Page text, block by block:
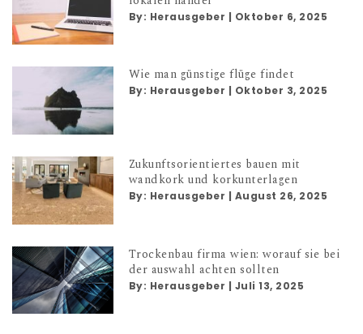
By: Herausgeber | Oktober 6, 2025
Wie man günstige flüge findet
By: Herausgeber | Oktober 3, 2025
Zukunftsorientiertes bauen mit
wandkork und korkunterlagen
By: Herausgeber | August 26, 2025
Trockenbau firma wien: worauf sie bei
der auswahl achten sollten
By: Herausgeber | Juli 13, 2025